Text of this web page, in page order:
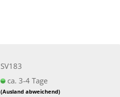
SV183
ca. 3-4 Tage
(Ausland abweichend)